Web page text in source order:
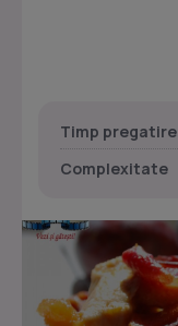
Timp pregatire
Complexitate